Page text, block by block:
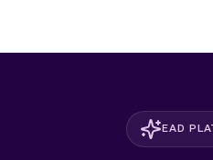
EAD